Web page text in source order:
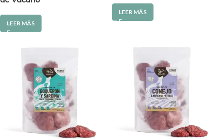
LEER MÁS
LEER MÁS